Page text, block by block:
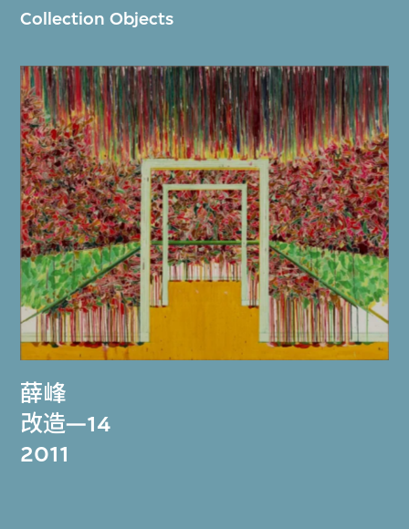
Collection Objects
薛峰
改造—14
2011